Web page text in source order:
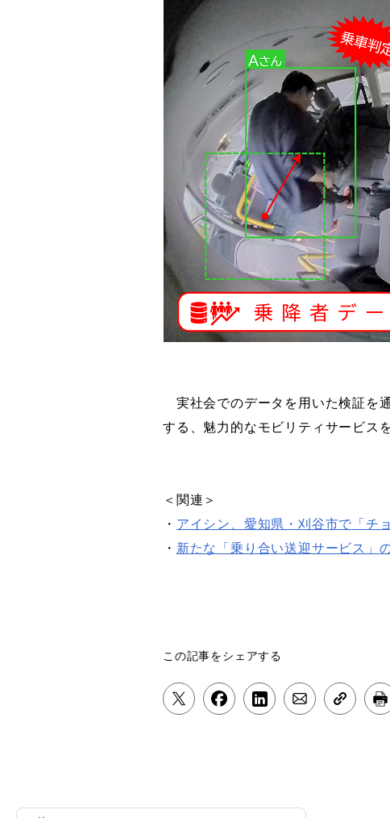
実社会でのデータを用いた検証を
する、魅力的なモビリティサービス
＜関連＞
・ アイシン、愛知県・刈谷市で「チ
・ 新たな「乗り合い送迎サービス」
この記事をシェアする